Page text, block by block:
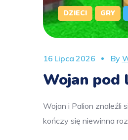
DZIECI GRY
16 Lipca 2026 By
Wojan pod
Wojan i Palion znaleźli
kończy się niewinna